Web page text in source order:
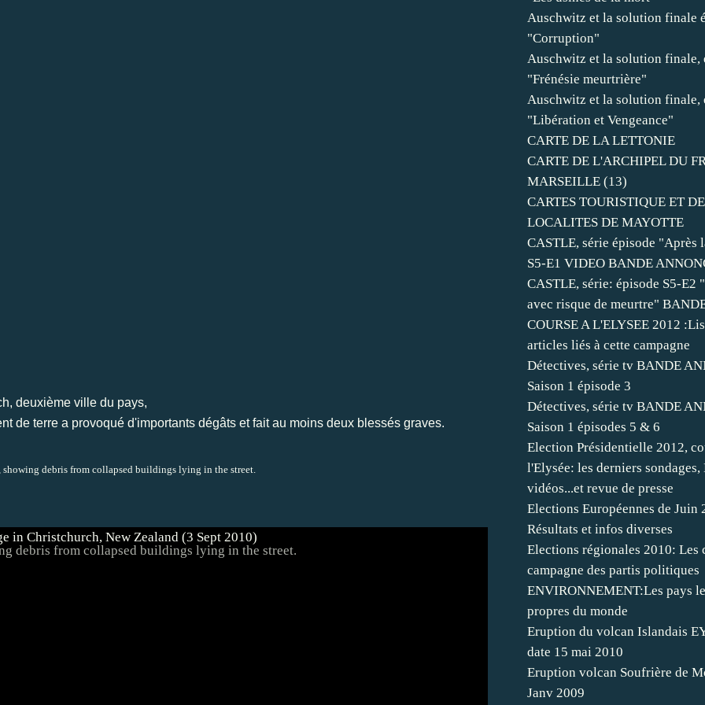
deuxième ville du pays,
de terre a provoqué d'importants dégâts et fait au moins deux blessés graves.
debris from collapsed buildings lying in the street.
debris from collapsed buildings lying in the street.
Auschwitz et la solution finale
"Corruption"
Auschwitz et la solution finale,
"Frénésie meurtrière"
Auschwitz et la solution finale,
"Libération et Vengeance"
CARTE DE LA LETTONIE
CARTE DE L'ARCHIPEL DU
MARSEILLE (13)
CARTES TOURISTIQUE ET
LOCALITES DE MAYOTTE
CASTLE, série épisode "Après
S5-E1 VIDEO BANDE
CASTLE, série: épisode S5-E2
avec risque de meurtre"
COURSE A L'ELYSEE 2012
articles liés à cette campagne
Détectives, série tv BANDE
Saison 1 épisode 3
Détectives, série tv BANDE
Saison 1 épisodes 5 & 6
Election Présidentielle 2012,
l'Elysée: les derniers sondages,
vidéos...et revue de presse
Elections Européennes de Juin
Résultats et infos diverses
Elections régionales 2010: Les
campagne des partis politiques
ENVIRONNEMENT:Les pays
propres du monde
Eruption du volcan Islandais
date 15 mai 2010
Eruption volcan Soufrière de
Janv 2009